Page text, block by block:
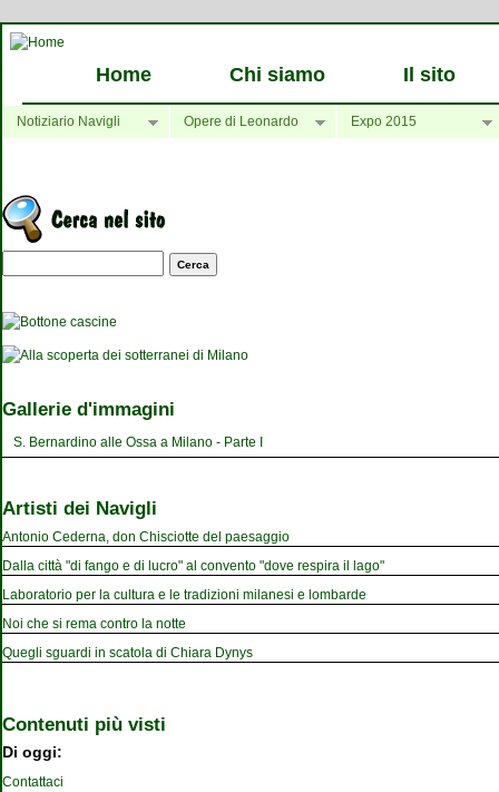
Home Chi siamo Il sito
Notiziario Navigli Opere di Leonardo Expo 2015
Maschera di ricerca
Gallerie d'immagini
S. Bernardino alle Ossa a Milano - Parte I
Artisti dei Navigli
Antonio Cederna, don Chisciotte del paesaggio
Dalla città "di fango e di lucro" al convento "dove respira il lago"
Laboratorio per la cultura e le tradizioni milanesi e lombarde
Noi che si rema contro la notte
Quegli sguardi in scatola di Chiara Dynys
Contenuti più visti
Di oggi:
Contattaci